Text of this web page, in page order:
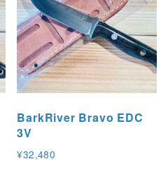
BarkRiver Bravo EDC
3V
¥32,480